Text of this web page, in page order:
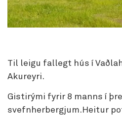
Til leigu fallegt hús í
Akureyri.
Gistirými fyrir 8 manns í
svefnherbergjum.Heitur